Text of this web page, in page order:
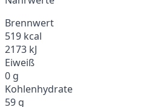
Brennwert
519 kcal
2173 kJ
Eiweiß
0 g
Kohlenhydrate
59 g